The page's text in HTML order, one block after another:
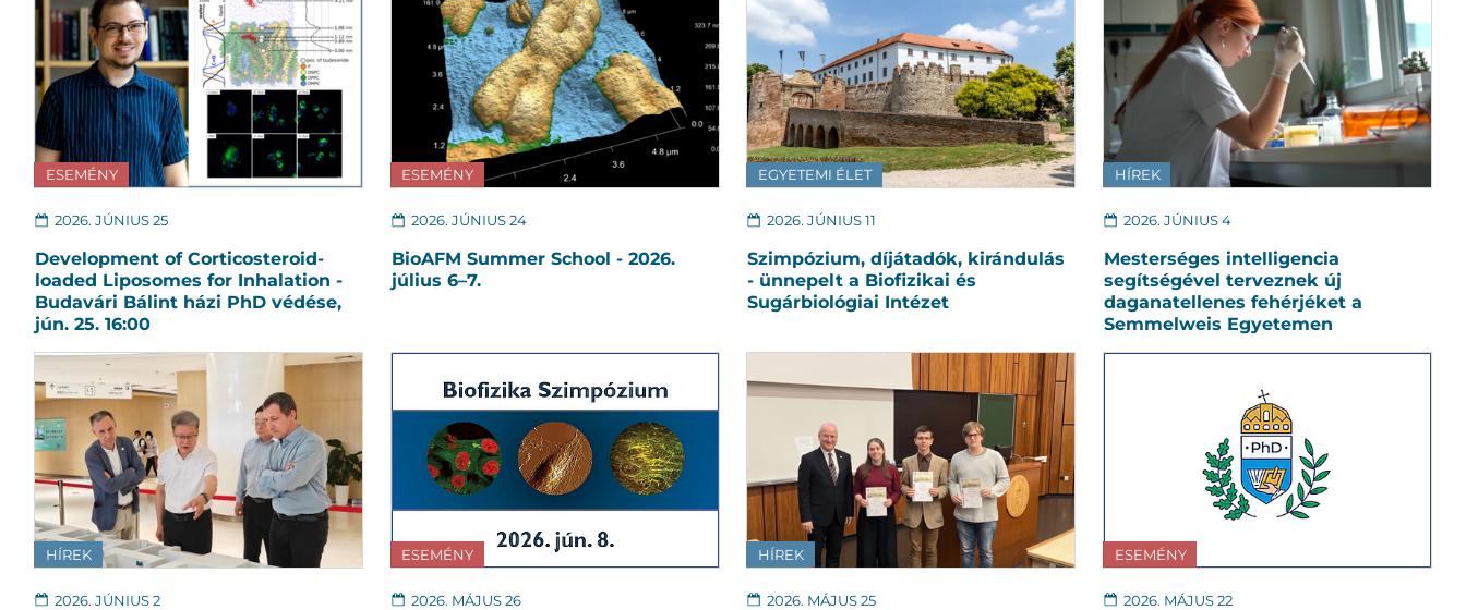
ESEMÉNY
2026. JÚNIUS 25
Development of Corticosteroid-
loaded Liposomes for Inhalation -
Budavári Bálint házi PhD védése,
jún. 25. 16:00
ESEMÉNY
2026. JÚNIUS 24
BioAFM Summer School - 2026.
július 6–7.
EGYETEMI ÉLET
2026. JÚNIUS 11
Szimpózium, díjátadók, kirándulás
- ünnepelt a Biofizikai és
Sugárbiológiai Intézet
HÍREK
2026. JÚNIUS 4
Mesterséges intelligencia
segítségével terveznek új
daganatellenes fehérjéket a
Semmelweis Egyetemen
HÍREK
2026. JÚNIUS 2
ESEMÉNY
2026. MÁJUS 26
HÍREK
2026. MÁJUS 25
ESEMÉNY
2026. MÁJUS 22